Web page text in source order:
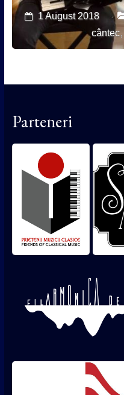
1 August 2018
cântec,
Parteneri